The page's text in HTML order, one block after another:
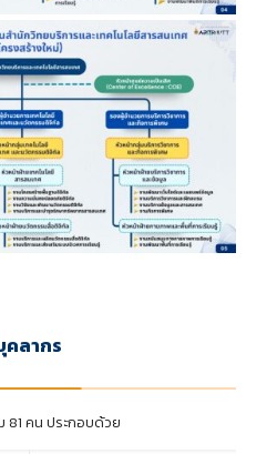
คลากร
คน ประกอบด้วย